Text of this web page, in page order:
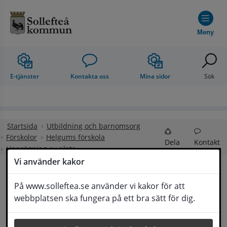
Vi använder kakor
På www.solleftea.se använder vi kakor för att
webbplatsen ska fungera på ett bra sätt för dig.
Meny
E-tjänster Kontakta oss Mina sidor Sök
Startsida
Utbildning och barnomsorg
Förskolor
Helgums förskola
Uppsägning av plats
Dela Kontakt
Uppsägning av plats
Om ditt barn ska sluta på förskolan eller